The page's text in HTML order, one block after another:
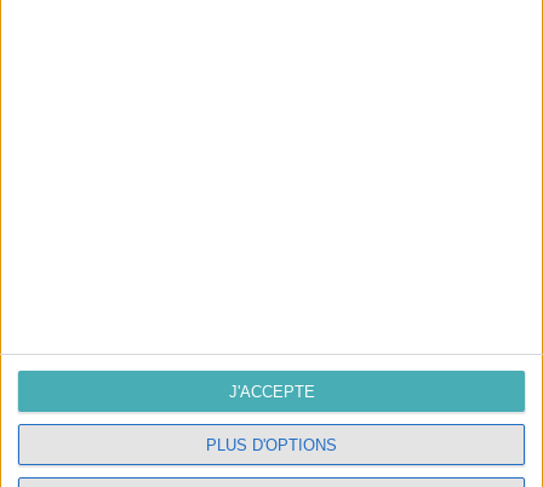
PLUS D'OPTIONS
J'ACCEPTE
Candes Saint Martin
02.47.98.05.54
contact@interieurlumiere.com